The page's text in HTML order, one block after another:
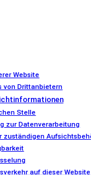
Website
von Drittanbietern
Stelle
zur Datenverarbeitung
zuständigen
auf dieser Website